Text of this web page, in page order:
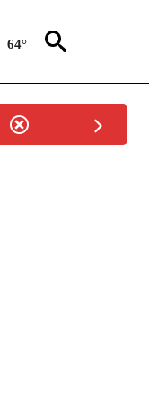
64°